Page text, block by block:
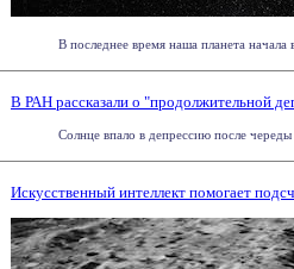
В последнее время наша планета
В РАН рассказали о "продолжительной
Солнце впало в депрессию после
Искусственный интеллект помогает